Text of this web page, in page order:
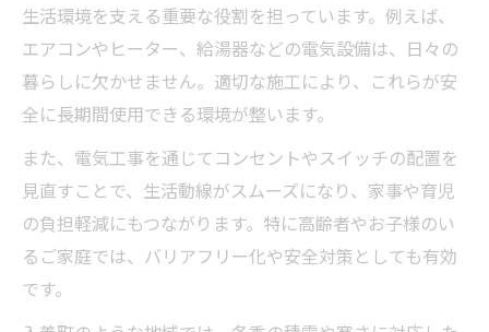
生活環境を支える重要な役割を担っています。例えば、
エアコンやヒーター、給湯器などの電気設備は、日々の
暮らしに欠かせません。適切な施工により、これらが安
全に長期間使用できる環境が整います。
また、電気工事を通じてコンセントやスイッチの配置を
見直すことで、生活動線がスムーズになり、家事や育児
の負担軽減にもつながります。特に高齢者やお子様のい
るご家庭では、バリアフリー化や安全対策としても有効
です。